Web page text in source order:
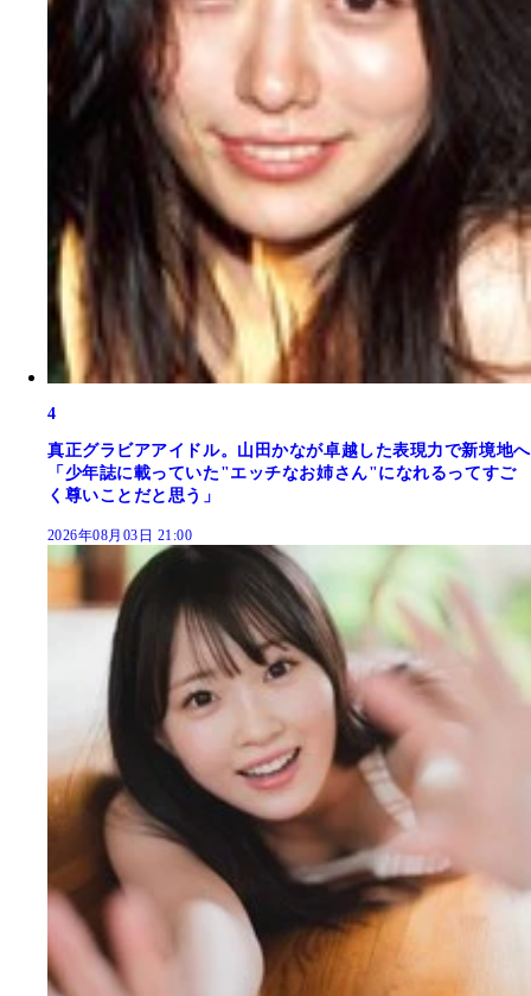
4
真正グラビアアイドル。山田かなが卓越した表現力で新境地へ
「少年誌に載っていた"エッチなお姉さん"になれるってすご
く尊いことだと思う」
2026年08月03日 21:00